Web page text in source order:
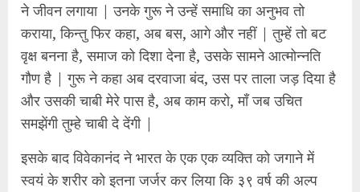
ने जीवन लगाया | उनके गुरू ने उन्हें समाधि का अनुभव तो
कराया, किन्तु फिर कहा, अब बस, आगे और नहीं | तुम्हें तो बट
वृक्ष बनना है, समाज को दिशा देना है, उसके सामने आत्मोन्नति
गौण है | गुरू ने कहा अब दरवाजा बंद, उस पर ताला जड़ दिया है
और उसकी चाबी मेरे पास है, अब काम करो, माँ जब उचित
समझेंगी तुम्हे चाबी दे देंगी |
इसके बाद विवेकानंद ने भारत के एक एक व्यक्ति को जगाने में
स्वयं के शरीर को इतना जर्जर कर लिया कि ३९ वर्ष की अल्प